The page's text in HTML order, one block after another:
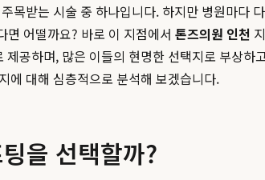
받는 시술 중 하나입니다. 하지만 병원마다
어떨까요? 바로 이 지점에서 톤즈의원 인천
공하며, 많은 이들의 현명한 선택지로 부상하
에 대해 심층적으로 분석해 보겠습니다.
을 선택할까?